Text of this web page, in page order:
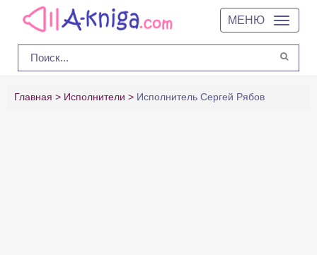
МЕНЮ
Главная Исполнители Исполнитель Сергей Рябов